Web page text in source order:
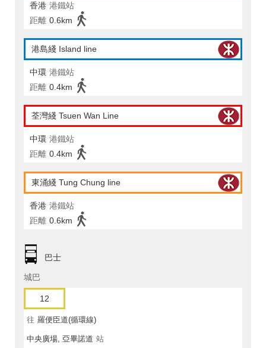
香港 港鐵站
距離 0.6km
港島綫 Island line
中環 港鐵站
距離 0.4km
荃灣綫 Tsuen Wan Line
中環 港鐵站
距離 0.4km
東涌綫 Tung Chung line
香港 港鐵站
距離 0.6km
巴士
城巴
12
往 羅便臣道(循環線)
中央廣場, 亞畢諾道 站